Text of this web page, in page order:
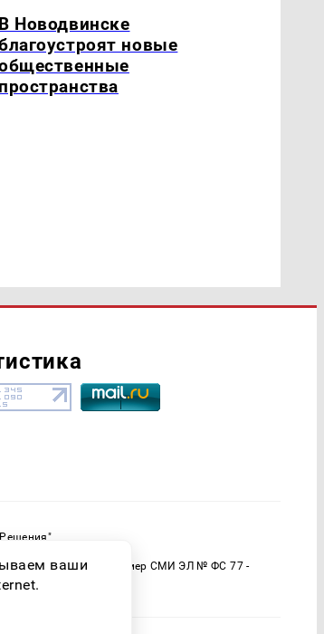
В Новодвинске
новые
пространства
Регистрационный номер СМИ ЭЛ № ФС 77 -
ваши